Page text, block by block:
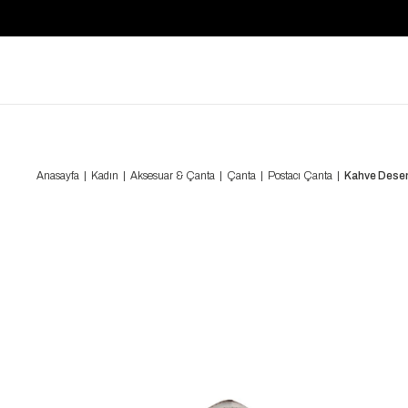
Anasayfa Kadın Aksesuar & Çanta Çanta Postacı Çanta Kahve